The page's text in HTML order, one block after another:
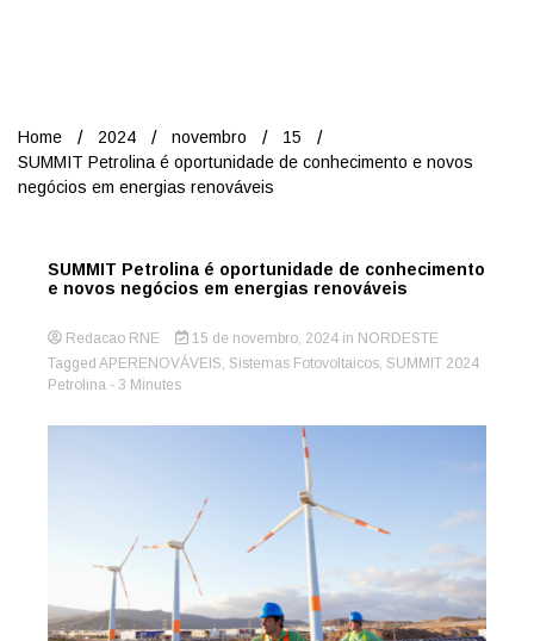
Home 2024 novembro
15
SUMMIT Petrolina é oportunidade de conhecimento e novos
negócios em energias renováveis
SUMMIT Petrolina é oportunidade de conhecimento
e novos negócios em energias renováveis
Redacao RNE 15 de novembro, 2024 in NORDESTE
Tagged APERENOVÁVEIS Sistemas Fotovoltaicos SUMMIT 2024
Petrolina - 3 Minutes